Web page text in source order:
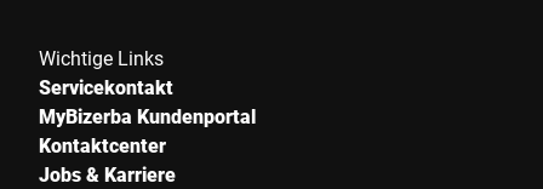
Wichtige Links
Servicekontakt
MyBizerba Kundenportal
Kontaktcenter
Jobs & Karriere